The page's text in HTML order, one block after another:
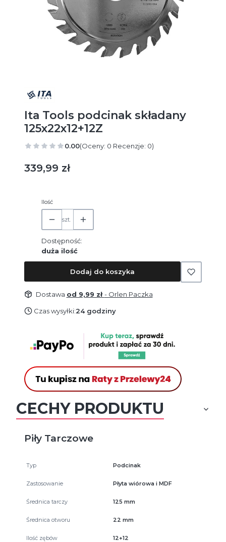
Ita Tools podcinak składany
125x22x12+12Z
0.00(Oceny: 0 Recenzje: 0)
Cena
339,99 zł
Ilość
szt.
Dostępność:
duża ilość
Dodaj do koszyka
Dostawa od 9,99 zł- Orlen Paczka
Czas wysyłki:24 godziny
CECHY PRODUKTU
Piły Tarczowe
Typ Podcinak
Zastosowanie Płyta wiórowa i MDF
Średnica tarczy 125 mm
Średnica otworu 22 mm
Ilość zębów 12+12